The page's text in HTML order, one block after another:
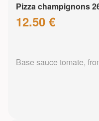
Pizza champignons
12.50 €
Base sauce tomate,